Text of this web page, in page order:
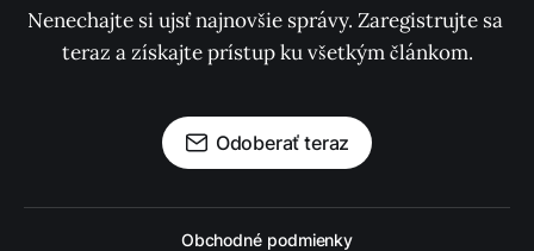
Nenechajte si ujsť najnovšie správy. Zaregistrujte sa
teraz a získajte prístup ku všetkým článkom.
Odoberať teraz
Obchodné podmienky